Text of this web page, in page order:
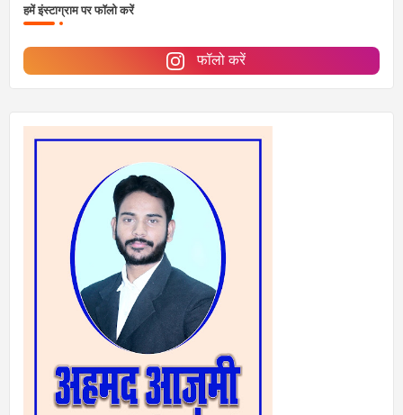
हमें इंस्टाग्राम पर फॉलो करें
फॉलो करें